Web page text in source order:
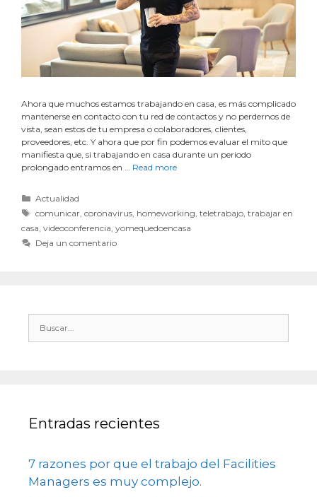
Ahora que muchos estamos trabajando en casa, es más complicado
mantenerse en contacto con tu red de contactos y no perdernos de
vista, sean estos de tu empresa o colaboradores, clientes,
proveedores, etc. Y ahora que por fin podemos evaluar el mito que
manifiesta que, si trabajando en casa durante un periodo
prolongado entramos en … Read more
Actualidad
comunicar ,coronavirus homeworking ,teletrabajo ,trabajar en
casa videoconferencia yomequedoencasa
Deja un comentario
Entradas recientes
7 razones por que el trabajo del Facilities
Managers es muy complejo.